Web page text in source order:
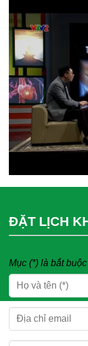
ĐẶT LỊCH
Mục (*) là bắt buộc